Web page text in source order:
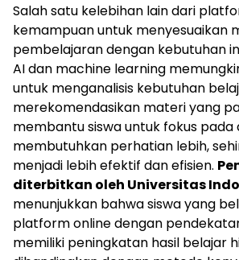
Salah satu kelebihan lain dari
kemampuan untuk menyesuaikan
pembelajaran dengan kebutuhan
AI dan machine learning
untuk menganalisis kebutuhan
merekomendasikan materi yang
membantu siswa untuk fokus pada
membutuhkan perhatian lebih,
menjadi lebih efektif dan efisien.
diterbitkan oleh Universitas
menunjukkan bahwa siswa yang
platform online dengan
memiliki peningkatan hasil belajar